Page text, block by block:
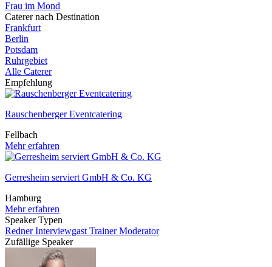
Frau im Mond
Caterer nach Destination
Frankfurt
Berlin
Potsdam
Ruhrgebiet
Alle Caterer
Empfehlung
Rauschenberger Eventcatering
Fellbach
Mehr erfahren
Gerresheim serviert GmbH & Co. KG
Hamburg
Mehr erfahren
Speaker Typen
RednerInterviewgast TrainerModerator
Zufällige Speaker